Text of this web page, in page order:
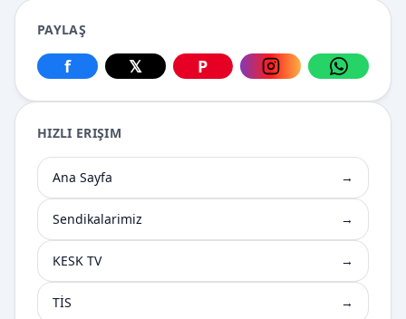
PAYLAŞ
Facebook üzerinden paylaş
f
X üzerinden paylaş
𝕏
Pinterest üzerinden paylaş
P
Instagram
HIZLI ERIŞIM
Ana Sayfa →
Sendikalarimiz →
KESK TV →
TİS →